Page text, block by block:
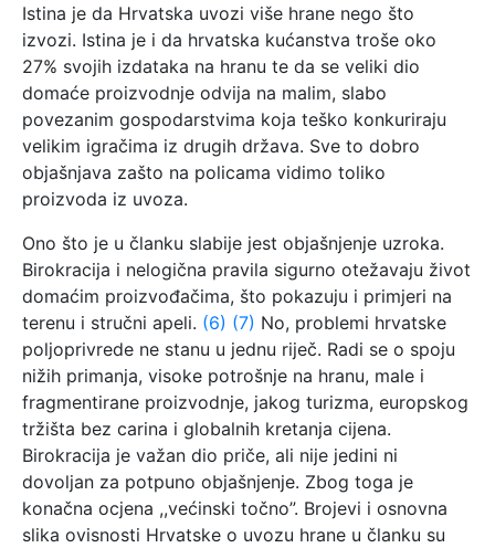
Istina je da Hrvatska uvozi više hrane nego što
izvozi. Istina je i da hrvatska kućanstva troše oko
27% svojih izdataka na hranu te da se veliki dio
domaće proizvodnje odvija na malim, slabo
povezanim gospodarstvima koja teško konkuriraju
velikim igračima iz drugih država. Sve to dobro
objašnjava zašto na policama vidimo toliko
proizvoda iz uvoza.
Ono što je u članku slabije jest objašnjenje uzroka.
Birokracija i nelogična pravila sigurno otežavaju život
domaćim proizvođačima, što pokazuju i primjeri na
terenu i stručni apeli. (6) (7) No, problemi hrvatske
poljoprivrede ne stanu u jednu riječ. Radi se o spoju
nižih primanja, visoke potrošnje na hranu, male i
fragmentirane proizvodnje, jakog turizma, europskog
tržišta bez carina i globalnih kretanja cijena.
Birokracija je važan dio priče, ali nije jedini ni
dovoljan za potpuno objašnjenje. Zbog toga je
konačna ocjena ,,većinski točno”. Brojevi i osnovna
slika ovisnosti Hrvatske o uvozu hrane u članku su